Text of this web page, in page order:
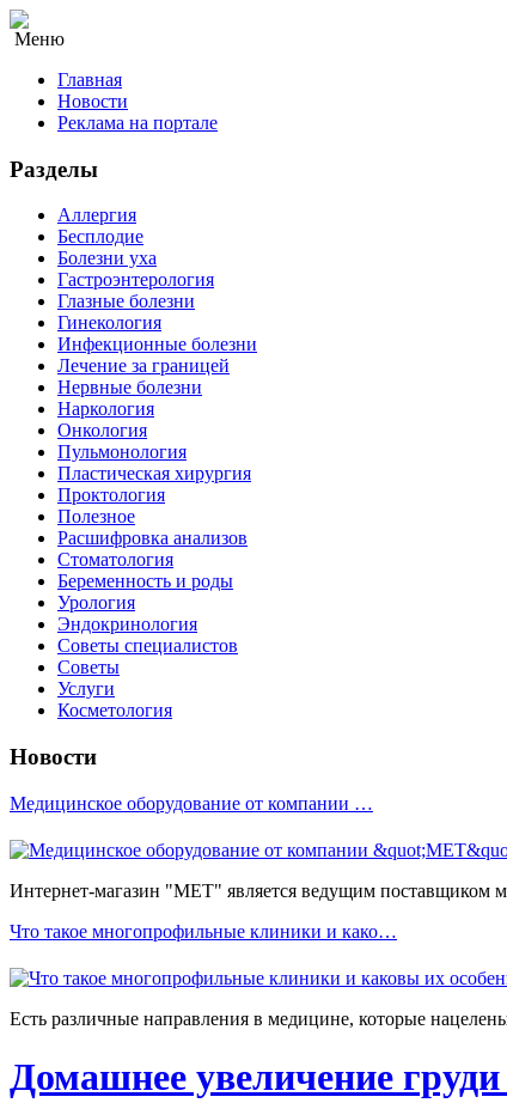
Меню
Главная
Новости
Реклама на портале
Разделы
Аллергия
Бесплодие
Болезни уха
Гастроэнтерология
Глазные болезни
Гинекология
Инфекционные болезни
Лечение за границей
Нервные болезни
Наркология
Онкология
Пульмонология
Пластическая хирургия
Проктология
Полезное
Расшифровка анализов
Стоматология
Беременность и роды
Урология
Эндокринология
Советы специалистов
Советы
Услуги
Косметология
Новости
Медицинское оборудование от компании …
Интернет-магазин "МЕТ" является ведущим поставщиком
Что такое многопрофильные клиники и како…
Есть различные направления в медицине, которые
Домашнее увеличение груди